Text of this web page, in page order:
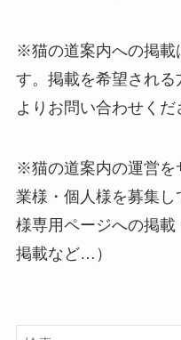
※猫の道案内への掲載
す。掲載を希望され
よりお問い合わせくだ
※猫の道案内の運営を
業様・個人様を募集
様専用ページへの掲
掲載など…）